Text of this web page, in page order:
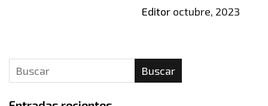
Editoroctubre, 2023
Buscar